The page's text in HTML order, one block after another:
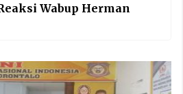
Wabup Herman